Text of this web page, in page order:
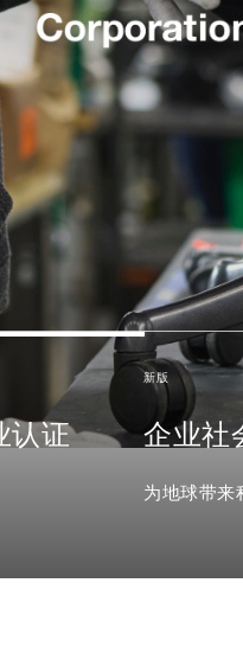
认证
新版
企业社
为地球带来